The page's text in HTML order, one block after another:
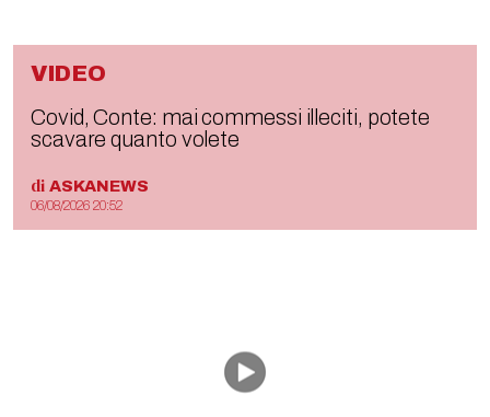
VIDEO
Covid, Conte: mai commessi illeciti, potete
scavare quanto volete
di ASKANEWS
06/08/2026 20:52